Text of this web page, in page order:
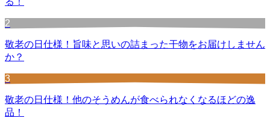
2
敬老の日仕様！旨味と思いの詰まった干物をお届けしません
か？
3
敬老の日仕様！他のそうめんが食べられなくなるほどの逸
品！